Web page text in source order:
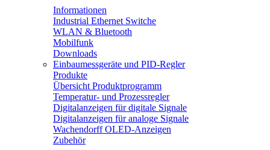
Informationen
Industrial Ethernet Switche
WLAN & Bluetooth
Mobilfunk
Downloads
Einbaumessgeräte und PID-Regler
Produkte
Übersicht Produktprogramm
Temperatur- und Prozessregler
Digitalanzeigen für digitale Signale
Digitalanzeigen für analoge Signale
Wachendorff OLED-Anzeigen
Zubehör